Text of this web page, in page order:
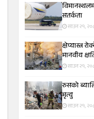
सतर्कता
साउन २१,
क्षेप्यास्त्र
मानवीय
साउन २१,
रुसको
मृत्यु
साउन २१,